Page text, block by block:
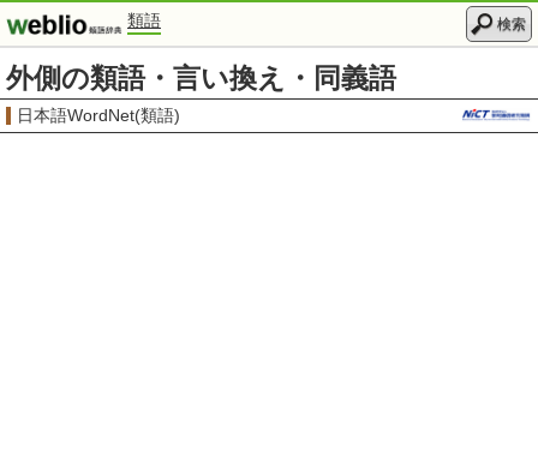
類語 検索
外側の類語・言い換え・同義語
日本語WordNet(類語)